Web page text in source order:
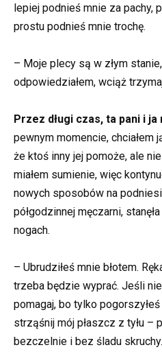
lepiej podnieś mnie za pachy,
prostu podnieś mnie trochę.
– Moje plecy są w złym
odpowiedziałem, wciąż
Przez długi czas, ta pani i
pewnym momencie, chciałem
że ktoś inny jej pomoże, ale
miałem sumienie, więc
nowych sposobów na
półgodzinnej męczarni,
nogach.
– Ubrudziłeś mnie błotem.
trzeba będzie wyprać. Jeśli
pomagaj, bo tylko
strząśnij mój płaszcz z tyłu –
bezczelnie i bez śladu skruchy.